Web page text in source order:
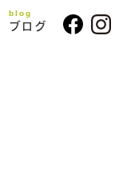
blog
ブログ